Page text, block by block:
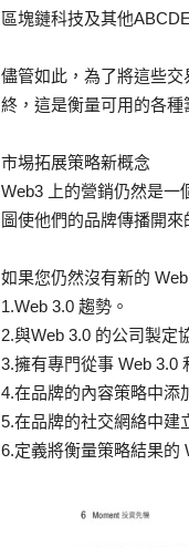
區塊鏈科技及其他
儘管如此，為了將這些
終，這是衡量可用的各
市埸拓展策略新概念
Web3 上的營銷仍然是一
圖使他們的品牌傳播開來
如果您仍然沒有新的
1.Web 3.0 趨勢。
2.與Web 3.0 的公司製定
3.擁有專門從事 Web 3.0
4.在品牌的內容策略中添
5.在品牌的社交網絡中建
6.定義將衡量策略結果的